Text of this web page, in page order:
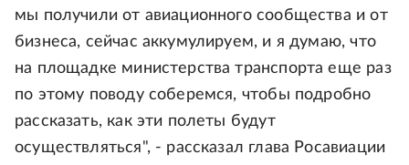
мы получили от авиационного сообщества и от
бизнеса, сейчас аккумулируем, и я думаю, что
на площадке министерства транспорта еще раз
по этому поводу соберемся, чтобы подробно
рассказать, как эти полеты будут
осуществляться", - рассказал глава Росавиации